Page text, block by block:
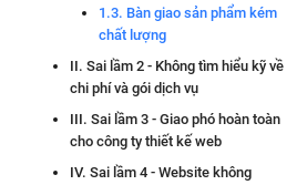
1.3. Bàn giao sản phẩm kém
chất lượng
II. Sai lầm 2 - Không tìm hiểu kỹ về
chi phí và gói dịch vụ
III. Sai lầm 3 - Giao phó hoàn toàn
cho công ty thiết kế web
IV. Sai lầm 4 - Website không